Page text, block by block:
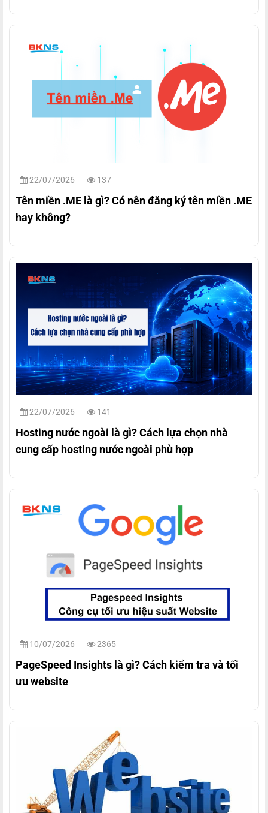
22/07/2026 137
Tên miền .ME là gì? Có nên đăng ký tên miền .ME
hay không?
22/07/2026 141
Hosting nước ngoài là gì? Cách lựa chọn nhà
cung cấp hosting nước ngoài phù hợp
10/07/2026 2365
PageSpeed Insights là gì? Cách kiểm tra và tối
ưu website